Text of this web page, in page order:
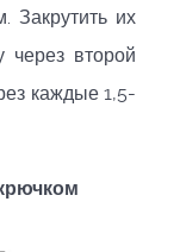
Закрутить их
через второй
каждые 1,5-